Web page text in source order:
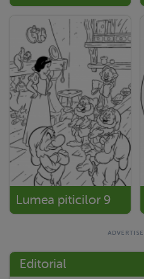
Lumea piticilor 9
Editorial